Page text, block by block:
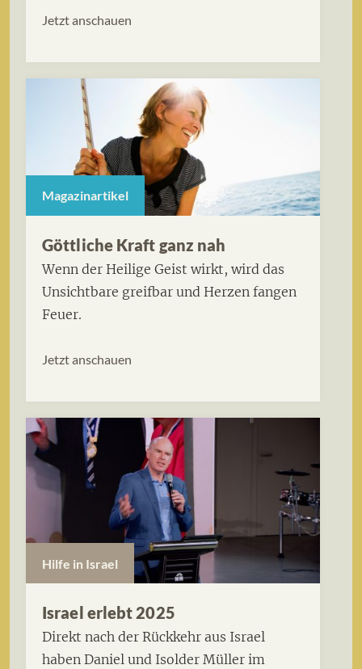
Jetzt anschauen
Magazinartikel
Göttliche Kraft ganz nah
Wenn der Heilige Geist wirkt, wird das
Unsichtbare greifbar und Herzen fangen
Feuer.
Jetzt anschauen
Hilfe in Israel
Israel erlebt 2025
Direkt nach der Rückkehr aus Israel
haben Daniel und Isolder Müller im